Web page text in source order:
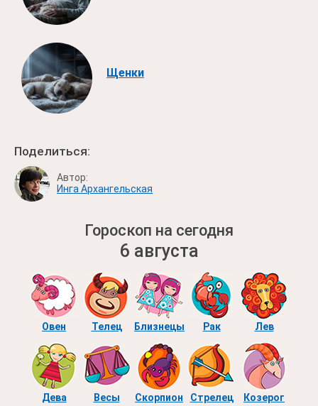
Щенки
Поделиться:
Автор:
Инга Архангельская
Гороскоп на сегодня
6 августа
Овен Телец Близнецы Рак Лев
Дева Весы Скорпион Стрелец Козерог